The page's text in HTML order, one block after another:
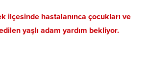
ilçesinde hastalanınca çocukları ve
yaşlı adam yardım bekliyor.